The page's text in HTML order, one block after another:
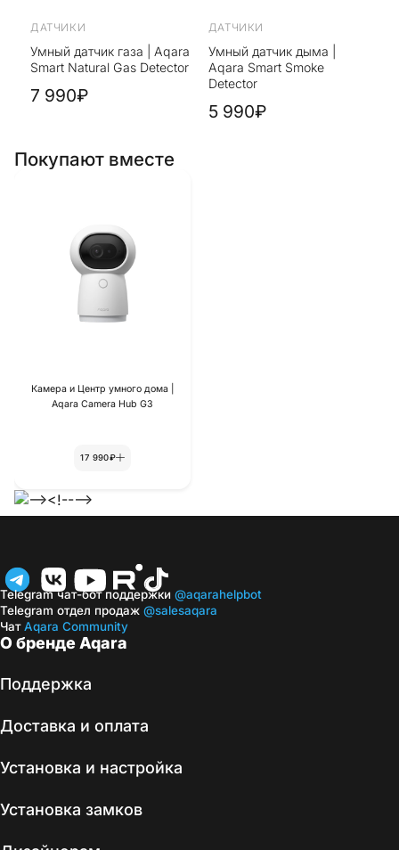
ДАТЧИКИ
Умный датчик газа | Aqara
Smart Natural Gas Detector
7 990₽
ДАТЧИКИ
Умный датчик дыма |
Aqara Smart Smoke
Detector
5 990₽
Покупают вместе
Камера и Центр умного дома |
Aqara Camera Hub G3
17 990₽
-->
О бренде Aqara
Поддержка
Доставка и оплата
Установка и настройка
Установка замков
Telegram чат-бот поддержки @aqarahelpbot
Telegram отдел продаж @salesaqara
ЧатAqara Community